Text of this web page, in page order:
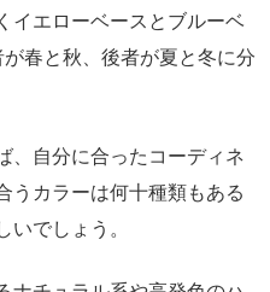
イエローベースとブルーベ
春と秋、後者が夏と冬に分
、自分に合ったコーディネ
うカラーは何十種類もある
いでしょう。